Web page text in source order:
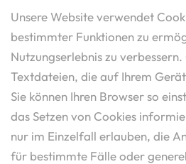
Unsere Website verwendet
bestimmter Funktionen zu
Nutzungserlebnis zu
Textdateien, die auf Ihrem
Sie können Ihren Browser so
das Setzen von Cookies
nur im Einzelfall erlauben, die
für bestimmte Fälle oder